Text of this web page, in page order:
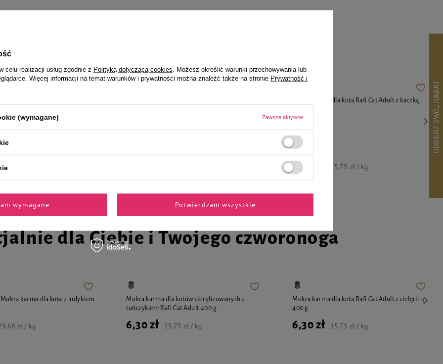
ucieszy Twojego pupila
zł / kg
Mokra karma dla kota Rafi Cat Adult z kaczką
6,30 zł 15,75 zł / kg
dla Ciebie i Twojego czworonoga
karma dla kota z indykiem
zł / kg
Mokra karma dla kotów sterylizowanych z
tuńczykiem Rafi Cat Adult 400 g
6,30 zł 15,75 zł / kg
Mokra karma dla kota Rafi Cat Adult z cielęciną
400 g
6,30 zł 15,75 zł / kg
celu realizacji usług zgodnie z Polityką dotyczącą cookies . Możesz określić warunki przechowywania lub
Więcej informacji na temat warunków i prywatności można znaleźć także na stronie Prywatność i
(wymagane) Zawsze aktywne
wymagane Potwierdzam wszystkie